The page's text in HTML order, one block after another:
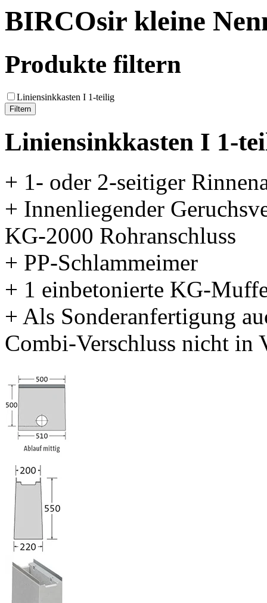
BIRCOsir kleine
Produkte filtern
Liniensinkkasten I 1-teilig
Liniensinkkasten I 1-
+ 1- oder 2-seitiger
+ Innenliegender
KG-2000 Rohranschluss
+ PP-Schlammeimer
+ 1 einbetonierte KG-
+ Als Sonderanfertigung
Combi-Verschluss nicht in